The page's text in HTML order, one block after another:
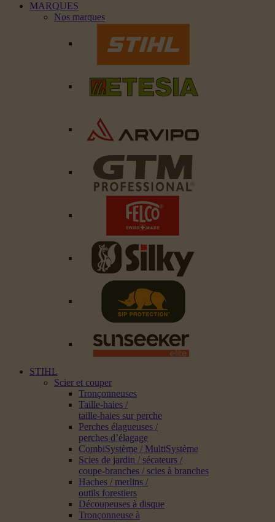
MARQUES
Nos marques
STIHL
Scier et couper
Tronçonneuses
Taille-haies /
taille-haies sur perche
Perches élagueuses /
perches d’élagage
CombiSystème / MultiSystème
Scies de jardin / sécateurs /
coupe-branches / scies à branches
Haches / merlins /
outils forestiers
Découpeuses à disque
Tronçonneuse à